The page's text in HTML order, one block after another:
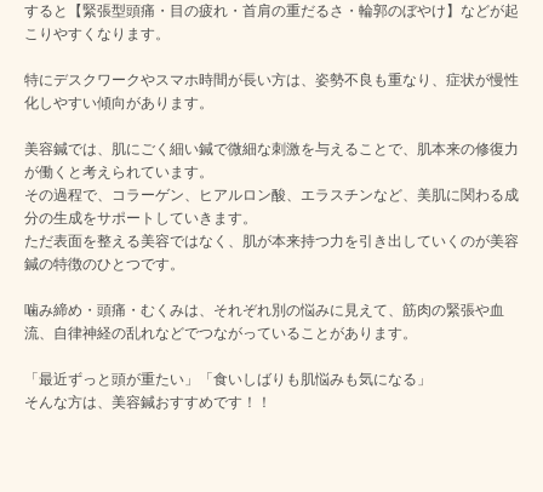
すると【緊張型頭痛・目の疲れ・首肩の重だるさ・輪郭のぼやけ】などが起
こりやすくなります。
特にデスクワークやスマホ時間が長い方は、姿勢不良も重なり、症状が慢性
化しやすい傾向があります。
美容鍼では、肌にごく細い鍼で微細な刺激を与えることで、肌本来の修復力
が働くと考えられています。
その過程で、コラーゲン、ヒアルロン酸、エラスチンなど、美肌に関わる成
分の生成をサポートしていきます。
ただ表面を整える美容ではなく、肌が本来持つ力を引き出していくのが美容
鍼の特徴のひとつです。
噛み締め・頭痛・むくみは、それぞれ別の悩みに見えて、筋肉の緊張や血
流、自律神経の乱れなどでつながっていることがあります。
「最近ずっと頭が重たい」「食いしばりも肌悩みも気になる」
そんな方は、美容鍼おすすめです！！